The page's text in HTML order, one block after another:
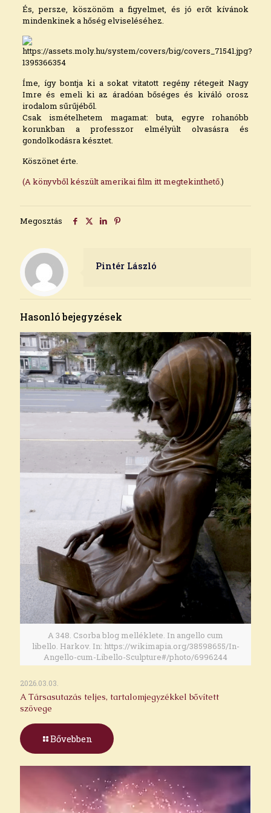
És, persze, köszönöm a figyelmet, és jó erőt kívánok
mindenkinek a hőség elviseléséhez.
Íme, így bontja ki a sokat vitatott regény rétegeit Nagy
Imre és emeli ki az áradóan bőséges és kiváló orosz
irodalom sűrűjéből.
Csak ismételhetem magamat: buta, egyre rohanóbb
korunkban a professzor elmélyült olvasásra és
gondolkodásra késztet.
Köszönet érte.
(A könyvből készült amerikai film itt megtekinthető.)
Megosztás
Pintér László
Hasonló bejegyzések
A 348. Csorba blog melléklete. In angello cum
libello. Harkov. In: https://wikimapia.org/38598655/In-
Angello-cum-Libello-Sculpture#/photo/6996244
2026.03.03.
A Társasutazás teljes, tartalomjegyzékkel bővített
szövege
Bővebben